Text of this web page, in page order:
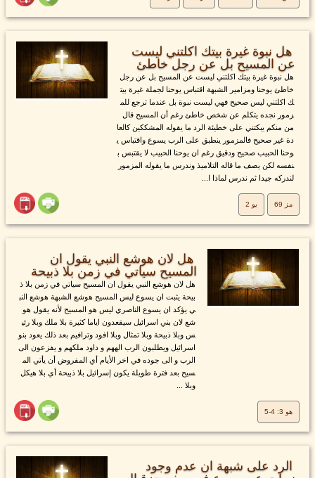
هل نبوة غيرة بيتك اكلتني ليست
عن المسيح بل عن رجل خاطئ
هل نبوة غيرة بيتك اكلتني ليست عن المسيح بل عن رجل
خاطئ يوحنا ومزامير الشبهة اقتباس يوحنا لجملة غيرة بيت
ك اكلتني ليس صحيح فهي ليست نبوة بل عندما ترجع للم
زمور نجده يتكلم عن شخص خاطئ رغم أن المسيح قال
من منكم يبكتني على خطيئة الرد ما يقوله المشككين كالعا
دة غير صحيح فالمزمور ينطبق على الرب يسوع واقتباس ي
وحنا الحبيب صحيح ودقيق رغم ان يوحنا الحبيب لا يقتبس ب
نفسه لكن يصف ما قاله التلاميذ وندرس ما يقوله المزمور
لندركه جيدا ثم ندرس لماذا ا...
مز 69 يو 2
هل لان هوشع النبي يقول ان
المسيح سياتي في زمن بلا ذبيحة
هل لان هوشع النبي يقول ان المسيح سياتي في زمن بلا ذ
بيحة يثبت ان يسوع ليس المسيح هوشع الشبهة هوشع النب
ي يؤكد ان يسوع الناصري ليس هو المسيح لأنه يقول هو
شع لان بني اسرائيل سيقعدون اياما كثيرة بلا ملك وبلا رئي
س وبلا ذبيحة وبلا تمثال وبلا افود وترافيم بعد ذلك يعود بنو
اسرائيل ويطلبون الرب الههم و داود ملكهم و يفزعون الى
الرب و الى جوده في اخر الأيام أي المفروض أن يأتي الم
سيح بعد فترة طويلة يكون إسرائيل بلا ذبيحة أي بلا هيكل
وبلا ...
هو 3: 4-5
الرد على شبهة ان عدم وجود